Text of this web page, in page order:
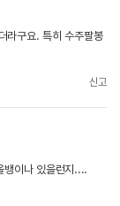
라구요. 특히 수주팔봉
신고
뱅이나 있을런지....